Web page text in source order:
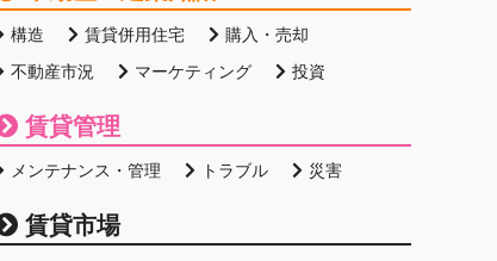
構造 賃貸併用住宅
購入・売却
不動産市況
マーケティング 投資
賃貸管理
メンテナンス・管理 トラブル 災害
賃貸市場